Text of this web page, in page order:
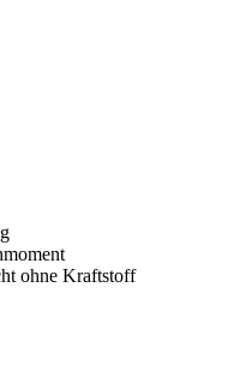
ohne Kraftstoff